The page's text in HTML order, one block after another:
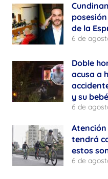
de la
6 de
Doble
acusa a
y su bebé
6 de
tendrá
estos
6 de